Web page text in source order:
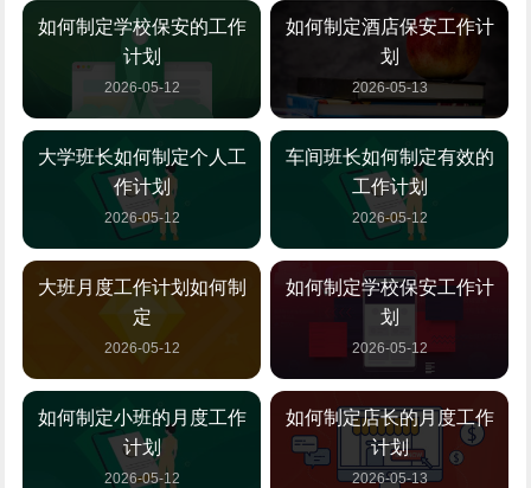
如何制定学校保安的工作
计划
2026-05-12
如何制定酒店保安工作计
划
2026-05-13
大学班长如何制定个人工
作计划
2026-05-12
车间班长如何制定有效的
工作计划
2026-05-12
大班月度工作计划如何制
定
2026-05-12
如何制定学校保安工作计
划
2026-05-12
如何制定小班的月度工作
计划
2026-05-12
如何制定店长的月度工作
计划
2026-05-13